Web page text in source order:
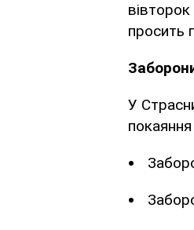
просить
У